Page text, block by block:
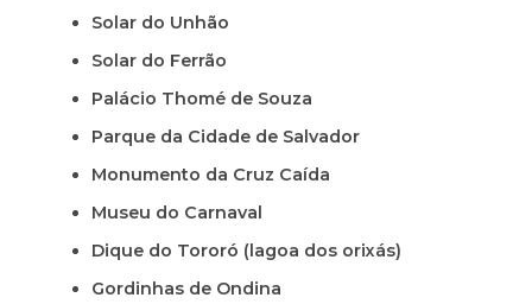
Solar do Unhão
Solar do Ferrão
Palácio Thomé de Souza
Parque da Cidade de Salvador
Monumento da Cruz Caída
Museu do Carnaval
Dique do Tororó (lagoa dos orixás)
Gordinhas de Ondina